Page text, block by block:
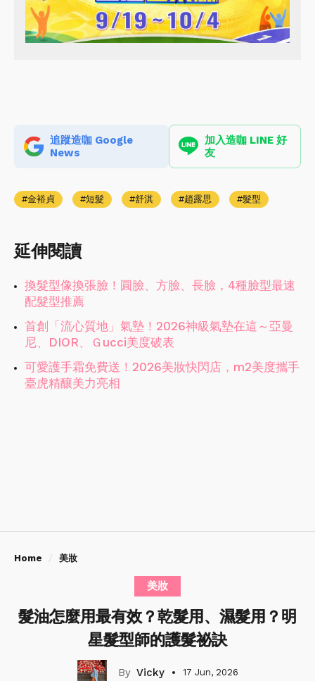
追蹤造咖 Google
News
加入造咖 LINE 好
友
金裕貞 短髮 舒淇 趙露思 髮型
延伸閱讀
換髮型像換張臉！圓臉、方臉、長臉，4種臉型最速
配髮型推薦
首創「流心質地」氣墊！2026神級氣墊在這～亞曼
尼、DIOR、Ｇucci美度破表
可愛護手霜免費送！2026美妝快閃店，m2美度攜手
臺虎精釀美力亮相
Home 美妝
美妝
髮油怎麼用最有效？乾髮用、濕髮用？明
星髮型師的護髮祕訣
Vicky 17 Jun, 2026